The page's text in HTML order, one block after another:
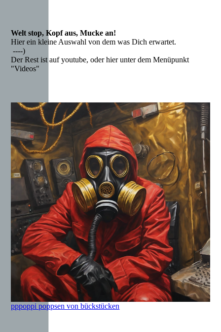
Welt stop, Kopf aus, Mucke an!
Hier ein kleine Auswahl von dem was Dich erwartet.
----)
Der Rest ist auf youtube, oder hier unter dem Menüpunkt
"Videos"
pppoppi poppsen von bückstücken